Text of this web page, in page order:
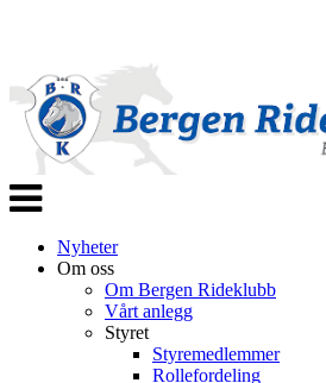
Veksle
navigasjon
Nyheter
Om oss
Om Bergen Rideklubb
Vårt anlegg
Styret
Styremedlemmer
Rollefordeling